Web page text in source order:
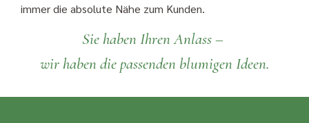
immer die absolute Nähe zum Kunden.
Sie haben Ihren Anlass –
wir haben die passenden blumigen Ideen.